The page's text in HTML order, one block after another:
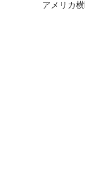
アメリカ